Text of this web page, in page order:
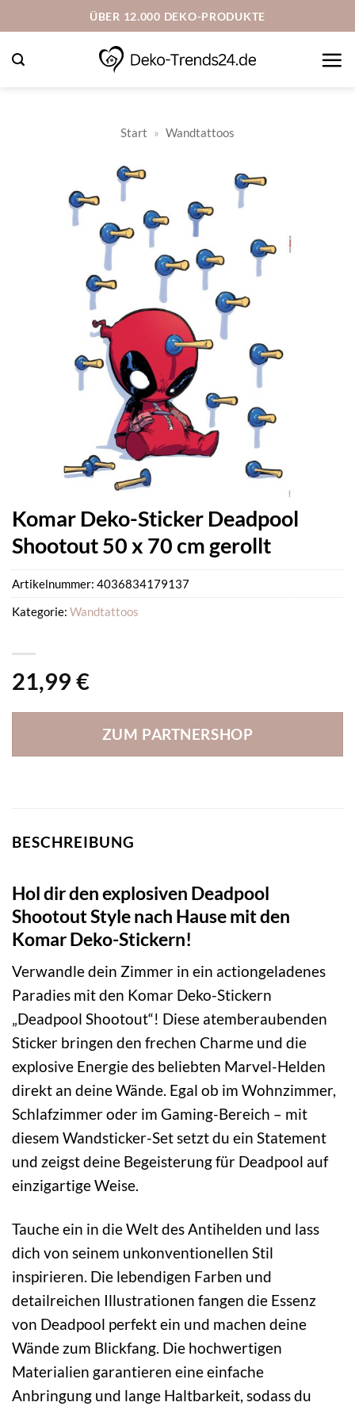
Inhalt
springen
ÜBER 12.000 DEKO-PRODUKTE
Start » Wandtattoos
Komar Deko-Sticker Deadpool
Shootout 50 x 70 cm gerollt
21,99 €
ZUM PARTNERSHOP
Artikelnummer: 4036834179137
Kategorie: Wandtattoos
BESCHREIBUNG
Hol dir den explosiven Deadpool
Shootout Style nach Hause mit den
Komar Deko-Stickern!
Verwandle dein Zimmer in ein actiongeladenes
Paradies mit den Komar Deko-Stickern
„Deadpool Shootout“! Diese atemberaubenden
Sticker bringen den frechen Charme und die
explosive Energie des beliebten Marvel-Helden
direkt an deine Wände. Egal ob im Wohnzimmer,
Schlafzimmer oder im Gaming-Bereich – mit
diesem Wandsticker-Set setzt du ein Statement
und zeigst deine Begeisterung für Deadpool auf
einzigartige Weise.
Tauche ein in die Welt des Antihelden und lass
dich von seinem unkonventionellen Stil
inspirieren. Die lebendigen Farben und
detailreichen Illustrationen fangen die Essenz
von Deadpool perfekt ein und machen deine
Wände zum Blickfang. Die hochwertigen
Materialien garantieren eine einfache
Anbringung und lange Haltbarkeit, sodass du